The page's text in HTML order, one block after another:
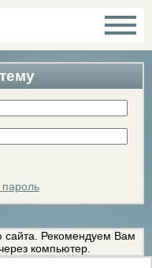
пароль
сайта. Рекомендуем Вам
компьютер.